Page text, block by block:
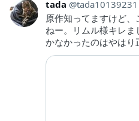
tada tada10139231
原作知ってますけど、
ねー。リムル様キレ
かなかったのはやはり